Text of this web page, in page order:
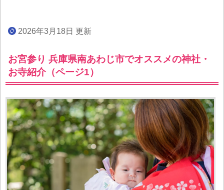
2026年3月18日 更新
お宮参り 兵庫県南あわじ市でオススメの神社・
お寺紹介（ページ1）